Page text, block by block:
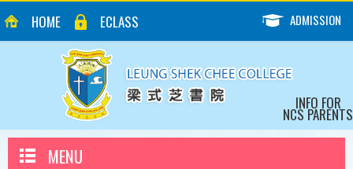
HOME ECLASS ADMISSION
INFO FOR
NCS PARENTS
MENU